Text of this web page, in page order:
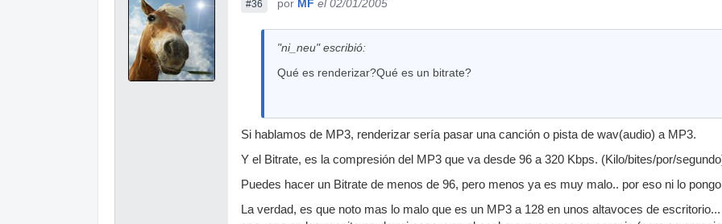
#36 por MF el 02/01/2005
"ni_neu" escribió:
Qué es renderizar?Qué es un bitrate?
Si hablamos de MP3, renderizar sería pasar una canción o pista de wav(audio) a MP3.
Y el Bitrate, es la compresión del MP3 que va desde 96 a 320 Kbps. (Kilo/bites/por/
Puedes hacer un Bitrate de menos de 96, pero menos ya es muy malo.. por eso ni lo
La verdad, es que noto mas lo malo que es un MP3 a 128 en unos altavoces de